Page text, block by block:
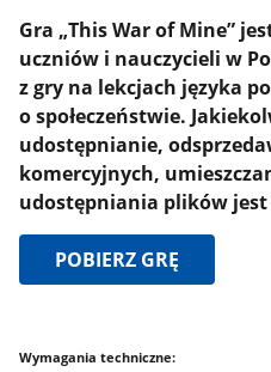
Gra „This War of Mine”
uczniów i nauczycieli w
z gry na lekcjach języka
o społeczeństwie.
udostępnianie,
komercyjnych,
udostępniania plików
POBIERZ GRĘ
Wymagania techniczne: